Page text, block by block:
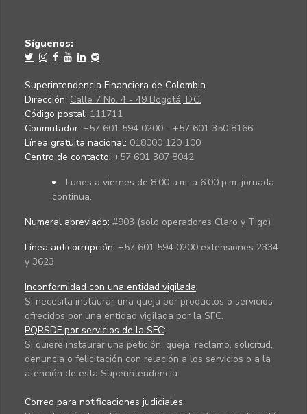
Síguenos:
Superintendencia Financiera de Colombia
Dirección: Calle 7 No. 4 - 49 Bogotá, D.C.
Código postal: 111711
Conmutador: +57 601 594 0200 - +57 601 350 8166
Línea gratuita nacional: 018000 120 100
Centro de contacto: +57 601 307 8042
Lunes a viernes de 8:00 a.m. a 6:00 p.m. jornada
continua.
Numeral abreviado: #903 (solo operadores Claro y Tigo)
Línea anticorrupción: +57 601 594 0200 extensiones 2334
y 3623
Inconformidad con una entidad vigilada:
Si necesita instaurar una queja por productos o servicios
ofrecidos por una entidad vigilada por la SFC.
PQRSDF por servicios de la SFC:
Si quiere instaurar una petición, queja, reclamo, solicitud,
denuncia o felicitación con relación a los servicios o a la
atención de esta Superintendencia.
Correo para notificaciones judiciales: